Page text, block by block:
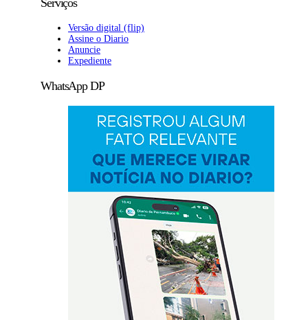
Serviços
Versão digital (flip)
Assine o Diario
Anuncie
Expediente
WhatsApp DP